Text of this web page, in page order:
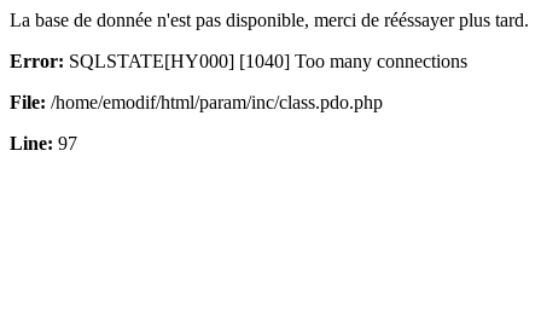
La base de donnée n'est pas disponible, merci de rééssayer plus tard.
Error: SQLSTATE[HY000] [1040] Too many connections
File: /home/emodif/html/param/inc/class.pdo.php
Line: 97